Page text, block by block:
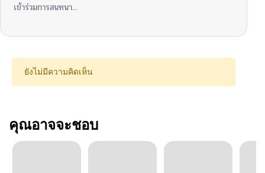
เข้าร่วมการสนทนา...
ยังไม่มีความคิดเห็น
คุณอาจจะชอบ